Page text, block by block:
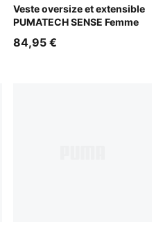
Veste oversize et extensible
PUMATECH SENSE Femme
Puma Black
84,95 €